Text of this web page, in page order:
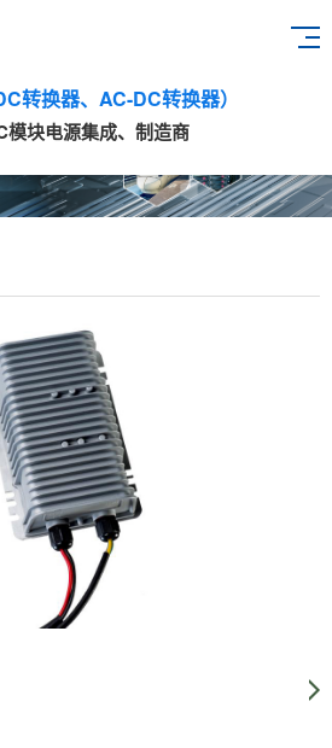
转换器、AC-DC转换器）
块电源集成、制造商